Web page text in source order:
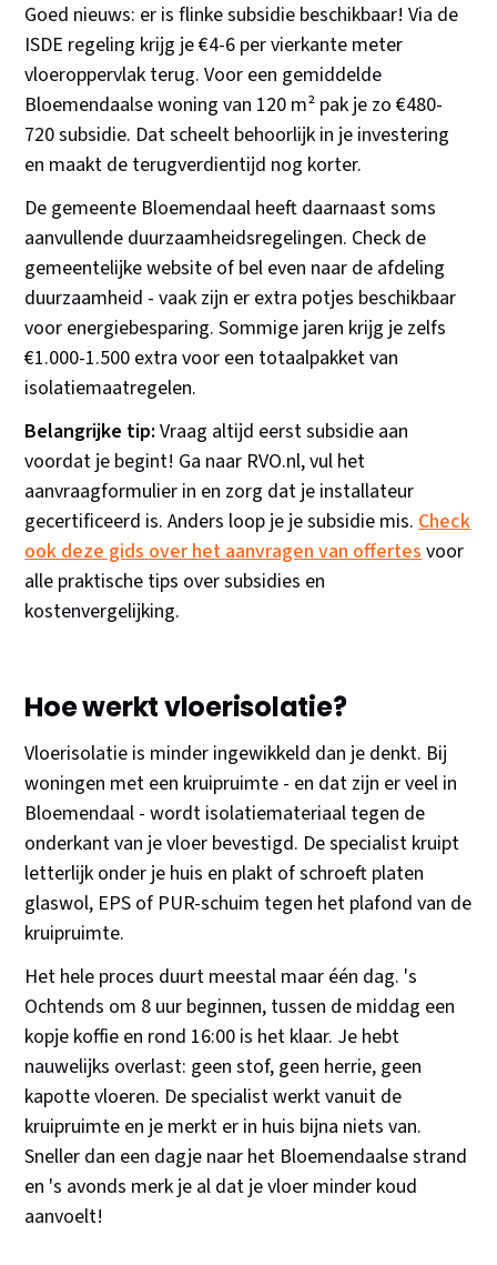
Goed nieuws: er is flinke subsidie beschikbaar! Via de
ISDE regeling krijg je €4-6 per vierkante meter
vloeroppervlak terug. Voor een gemiddelde
Bloemendaalse woning van 120 m² pak je zo €480-
720 subsidie. Dat scheelt behoorlijk in je investering
en maakt de terugverdientijd nog korter.
De gemeente Bloemendaal heeft daarnaast soms
aanvullende duurzaamheidsregelingen. Check de
gemeentelijke website of bel even naar de afdeling
duurzaamheid - vaak zijn er extra potjes beschikbaar
voor energiebesparing. Sommige jaren krijg je zelfs
€1.000-1.500 extra voor een totaalpakket van
isolatiemaatregelen.
Belangrijke tip: Vraag altijd eerst subsidie aan
voordat je begint! Ga naar RVO.nl, vul het
aanvraagformulier in en zorg dat je installateur
gecertificeerd is. Anders loop je je subsidie mis.Check
ook deze gids over het aanvragen van offertesvoor
alle praktische tips over subsidies en
kostenvergelijking.
Hoe werkt vloerisolatie?
Vloerisolatie is minder ingewikkeld dan je denkt. Bij
woningen met een kruipruimte - en dat zijn er veel in
Bloemendaal - wordt isolatiemateriaal tegen de
onderkant van je vloer bevestigd. De specialist kruipt
letterlijk onder je huis en plakt of schroeft platen
glaswol, EPS of PUR-schuim tegen het plafond van de
kruipruimte.
Het hele proces duurt meestal maar één dag. 's
Ochtends om 8 uur beginnen, tussen de middag een
kopje koffie en rond 16:00 is het klaar. Je hebt
nauwelijks overlast: geen stof, geen herrie, geen
kapotte vloeren. De specialist werkt vanuit de
kruipruimte en je merkt er in huis bijna niets van.
Sneller dan een dagje naar het Bloemendaalse strand
en 's avonds merk je al dat je vloer minder koud
aanvoelt!